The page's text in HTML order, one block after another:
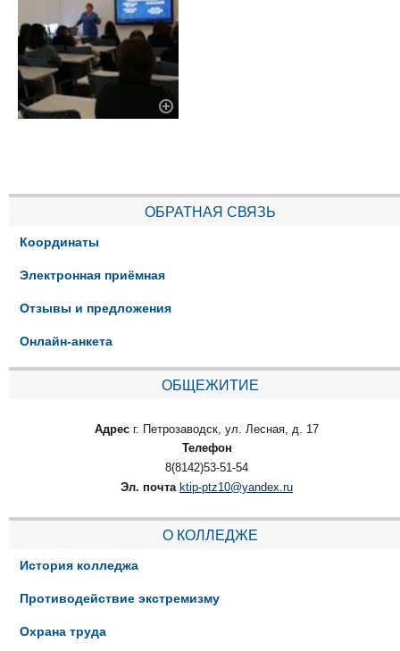
ОБРАТНАЯ СВЯЗЬ
Координаты
Электронная приёмная
Отзывы и предложения
Онлайн-анкета
ОБЩЕЖИТИЕ
Адрес г. Петрозаводск, ул. Лесная, д. 17
Телефон
8(8142)53-51-54
Эл. почта ktip-ptz10@yandex.ru
О КОЛЛЕДЖЕ
История колледжа
Противодействие экстремизму
Охрана труда